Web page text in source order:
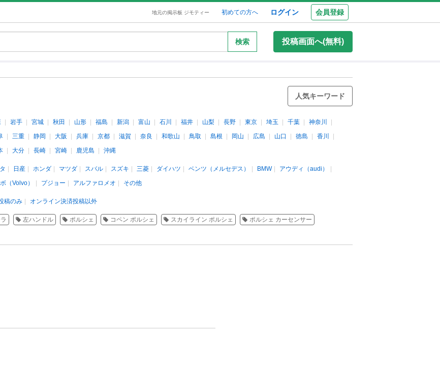
地元の掲示板 ジモティー 初めての方へ ログイン 会員登録
検索 投稿画面へ(無料)
人気キーワード
岩手 宮城 秋田 山形 福島 新潟 富山 石川 福井 山梨 長野 東京 埼玉 千葉
神奈川
三重 静岡 大阪 兵庫 京都 滋賀 奈良 和歌山 鳥取 島根 岡山 広島 山口 徳島
香川
大分 長崎 宮崎 鹿児島 沖縄
日産 ホンダ マツダ スバル スズキ 三菱 ダイハツ ベンツ（メルセデス） BMW
アウディ（audi）
（Volvo） プジョー アルファロメオ その他
稿のみ オンライン決済投稿以外
左ハンドル ポルシェ コペン ポルシェ スカイライン ポルシェ ポルシェ カーセンサー